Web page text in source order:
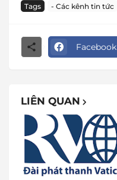
Tags - Các kênh tin tức
Facebook
LIÊN QUAN